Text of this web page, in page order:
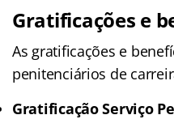
Gratificações e
As gratificações e
penitenciários de
Gratificação Serviço